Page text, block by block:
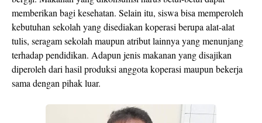
memberikan bagi kesehatan. Selain itu, siswa bisa memperoleh
kebutuhan sekolah yang disediakan koperasi berupa alat-alat
tulis, seragam sekolah maupun atribut lainnya yang menunjang
terhadap pendidikan. Adapun jenis makanan yang disajikan
diperoleh dari hasil produksi anggota koperasi maupun bekerja
sama dengan pihak luar.